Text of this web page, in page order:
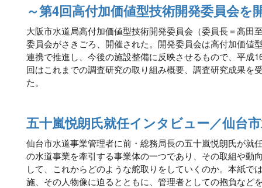
～第4回高付加価値型技術開発委員会を
大阪市水道局高付加価値型技術開発委員会（委員長＝高田
委員会がさきごろ、開催された。開発委員会は高付加価値
連携で推進し、今後の施設整備に反映させるもので、平成
回はこれまでの調査研究の取り組み概要、調査研究成果を
た。
五十嵐悦朗氏就任インタビュー／仙台
仙台市水道事業管理者に前・総務局長の五十嵐悦朗氏が就
の水道事業を牽引する事業体の一つであり、その取組や動
して、これからどのような舵取りをしていくのか。本紙で
施、その人物像に迫るとともに、管理者としての抱負など